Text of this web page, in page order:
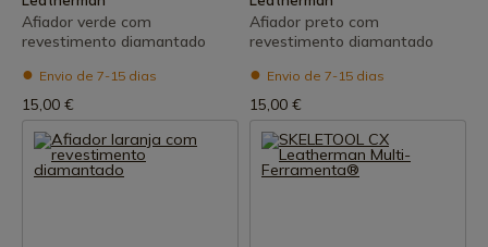
Afiador verde com
revestimento diamantado
Envio de 7-15 dias
15,00 €
Afiador preto com
revestimento diamantado
Envio de 7-15 dias
15,00 €